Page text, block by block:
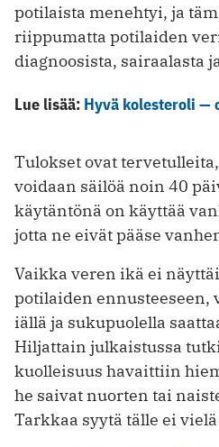
potilaista menehtyi, ja
riippumatta potilaiden
diagnoosista, sairaalasta
Lue lisää: Hyvä kolesteroli —
Tulokset ovat
voidaan säilöä noin 40
käytäntönä on käyttää
jotta ne eivät pääse
Vaikka veren ikä ei
potilaiden ennusteeseen,
iällä ja sukupuolella
Hiljattain julkaistussa
kuolleisuus havaittiin
he saivat nuorten tai
Tarkkaa syytä tälle ei